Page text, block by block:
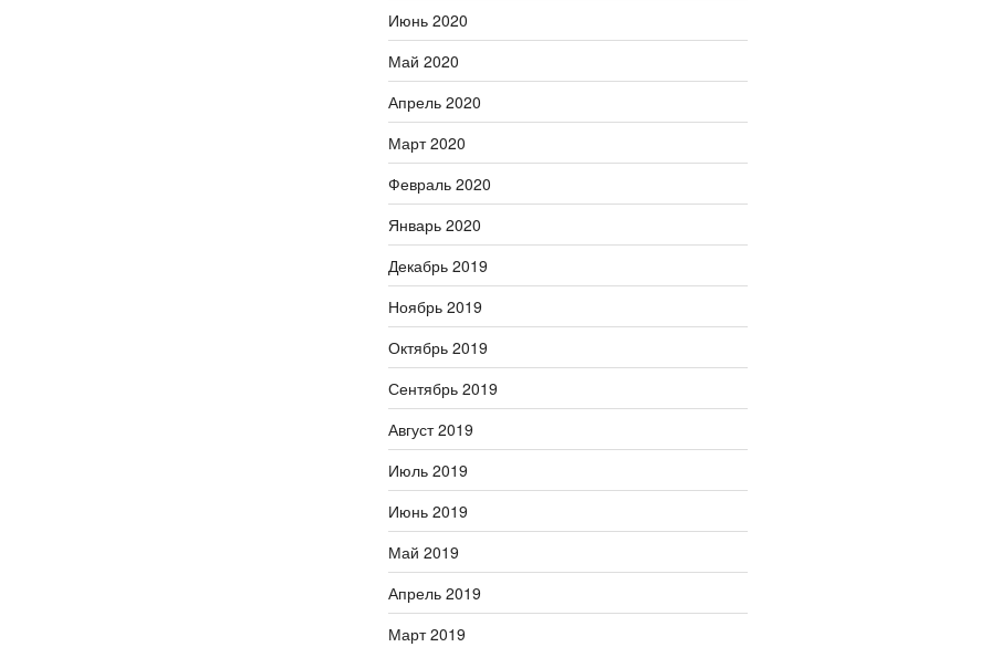
Июнь 2020
Май 2020
Апрель 2020
Март 2020
Февраль 2020
Январь 2020
Декабрь 2019
Ноябрь 2019
Октябрь 2019
Сентябрь 2019
Август 2019
Июль 2019
Июнь 2019
Май 2019
Апрель 2019
Март 2019